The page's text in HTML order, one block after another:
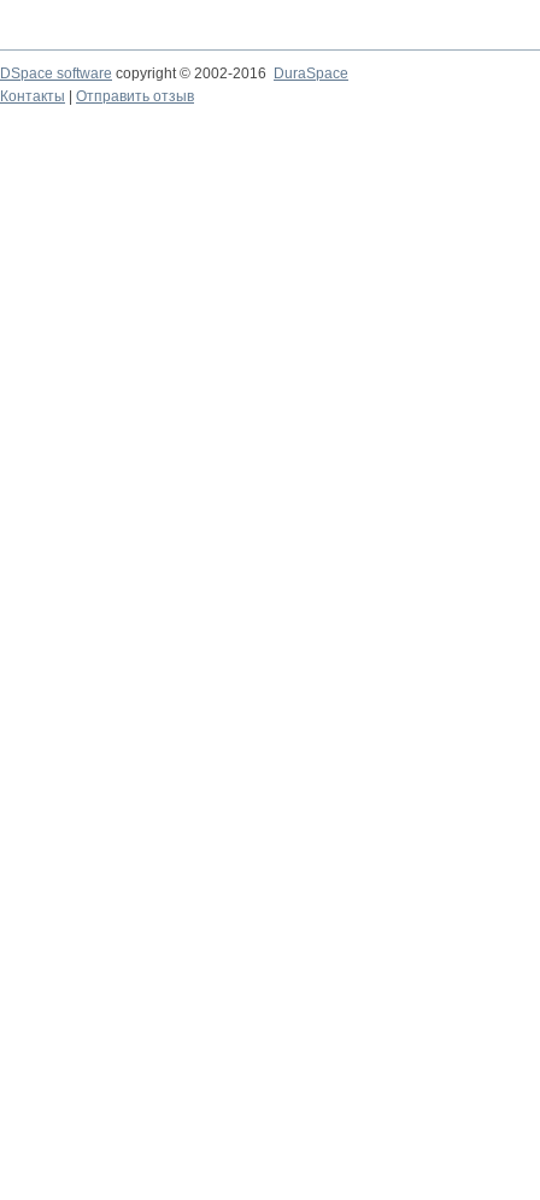
DSpace software copyright © 2002-2016
DuraSpace
Контакты
Отправить отзыв